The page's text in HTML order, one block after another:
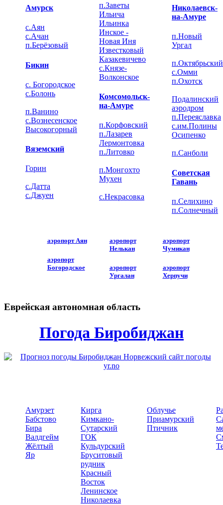
Амурск
с.Аян
с.Ачан
п.Берёзовый
Бикин
с. Богородское
c.Болонь
п.Ванино
c.Вознесенское
Высокогорный
Вяземский
Горин
с.Датта
с.Джуен
п.Заветы
Ильича
Ильинка
Инское -
Новая Иня
Известковый
Казакевичево
с.Князе-
Волконское
Комсомольск-
на-Амуре
п.Корфовский
п.Лазарев
Лермонтовка
п.Литовко
п.Монгохто
Мухен
с.Некрасовка
Николаевск-
на-Амуре
п.Новый
Ургал
п.Октябрьский
c.Омми
п.Охотск
Подалинский
аэродром
п.Переяславка
с.им.Полины
Осипенко
п.Санболи
Советская
Гавань
п.Селихино
п.Солнечный
аэропорт Аян
аэропорт
Богородское
аэропорт
Нелькан
аэропорт
Ургалан
аэропорт
Чумикан
аэропорт
Херпучи
Еврейская автономная область
Погода Биробиджан
Амурзет
Бабстово
Бира
Валдгейм
Жёлтый
Яр
Кирга
Кимкано-
Сутарский
ГОК
Кульдурский
Бруситовый
рудник
Красный
Восток
Ленинское
Николаевка
Облучье
Приамурский
Птичник